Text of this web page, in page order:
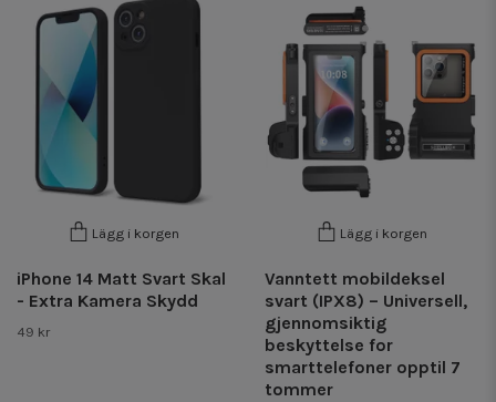
Lägg i korgen
iPhone 14 Matt Svart Skal
- Extra Kamera Skydd
49 kr
Lägg i korgen
Vanntett mobildeksel
svart (IPX8) – Universell,
gjennomsiktig
beskyttelse for
smarttelefoner opptil 7
tommer